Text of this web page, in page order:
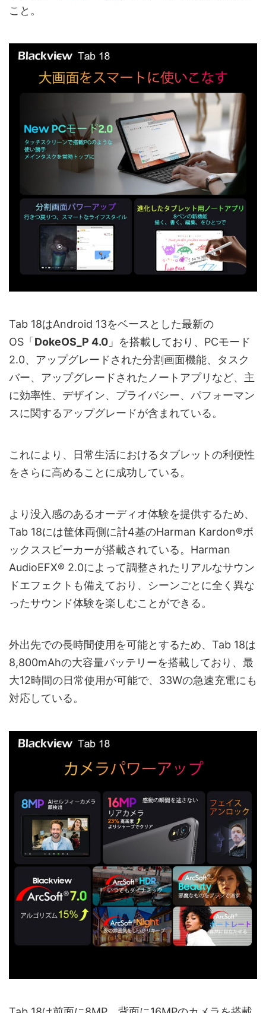
こと。
Tab 18はAndroid 13をベースとした最新の
OS「 DokeOS_P 4.0 」を搭載しており、PCモード
2.0、アップグレードされた分割画面機能、タスク
バー、アップグレードされたノートアプリなど、主
に効率性、デザイン、プライバシー、パフォーマン
スに関するアップグレードが含まれている。
これにより、日常生活におけるタブレットの利便性
をさらに高めることに成功している。
より没入感のあるオーディオ体験を提供するため、
Tab 18には筐体両側に計4基のHarman Kardon®ボ
ックススピーカーが搭載されている。Harman
AudioEFX® 2.0によって調整されたリアルなサウン
ドエフェクトも備えており、シーンごとに全く異な
ったサウンド体験を楽しむことができる。
外出先での長時間使用を可能とするため、Tab 18は
8,800mAhの大容量バッテリーを搭載しており、最
大12時間の日常使用が可能で、33Wの急速充電にも
対応している。